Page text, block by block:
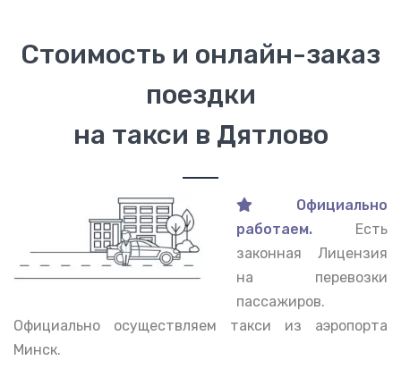
Стоимость и онлайн-заказ
поездки
на такси в Дятлово
Официально
работаем.
Есть
законная Лицензия
на перевозки
пассажиров.
Официально осуществляем такси из аэропорта
Минск.